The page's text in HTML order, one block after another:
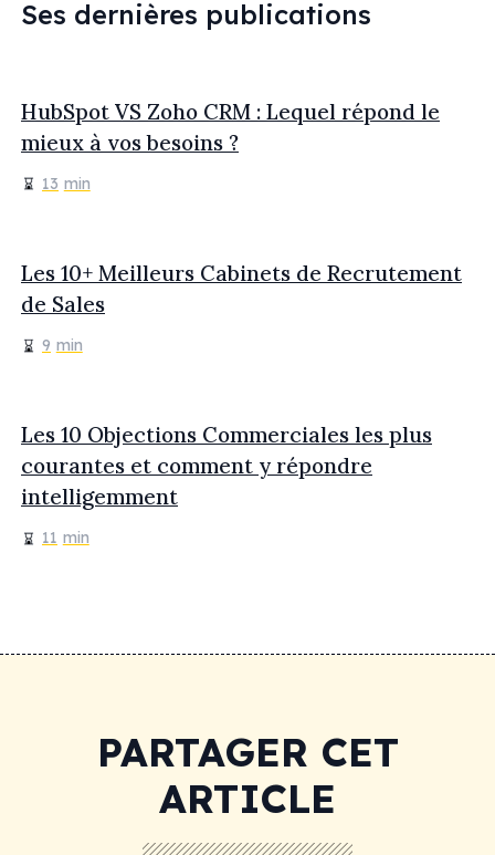
Ses dernières publications
HubSpot VS Zoho CRM : Lequel répond le
mieux à vos besoins ?
13 min
Les 10+ Meilleurs Cabinets de Recrutement
de Sales
9 min
Les 10 Objections Commerciales les plus
courantes et comment y répondre
intelligemment
11 min
PARTAGER CET
ARTICLE